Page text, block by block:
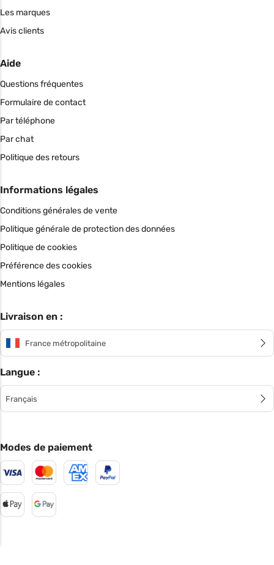
Les marques
Avis clients
Aide
Questions fréquentes
Formulaire de contact
Par téléphone
Par chat
Politique des retours
Informations légales
Conditions générales de vente
Politique générale de protection des données
Politique de cookies
Préférence des cookies
Mentions légales
Livraison en :
France métropolitaine
Langue :
Français
Modes de paiement